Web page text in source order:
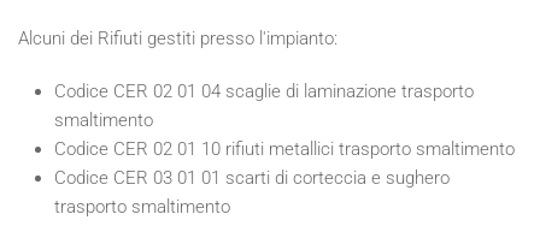
Alcuni dei Rifiuti gestiti presso l'impianto:
Codice CER 02 01 04 scaglie di laminazione trasporto
smaltimento
Codice CER 02 01 10 rifiuti metallici trasporto smaltimento
Codice CER 03 01 01 scarti di corteccia e sughero
trasporto smaltimento